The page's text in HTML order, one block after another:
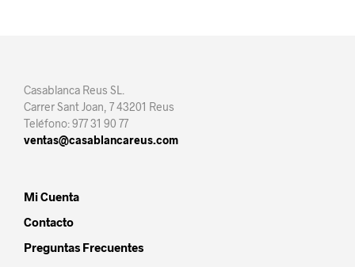
Casablanca Reus SL.
Carrer Sant Joan, 7 43201 Reus
Teléfono: 977 31 90 77
ventas@casablancareus.com
Mi Cuenta
Contacto
Preguntas Frecuentes